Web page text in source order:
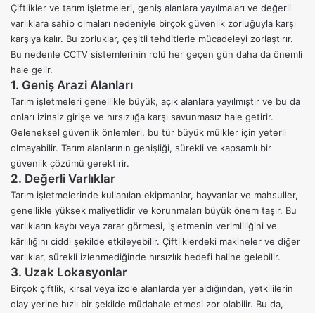
Çiftlikler ve tarım işletmeleri, geniş alanlara yayılmaları ve değerli
varlıklara sahip olmaları nedeniyle birçok güvenlik zorluğuyla karşı
karşıya kalır. Bu zorluklar, çeşitli tehditlerle mücadeleyi zorlaştırır.
Bu nedenle CCTV sistemlerinin rolü her geçen gün daha da önemli
hale gelir.
1. Geniş Arazi Alanları
Tarım işletmeleri genellikle büyük, açık alanlara yayılmıştır ve bu da
onları izinsiz girişe ve hırsızlığa karşı savunmasız hale getirir.
Geleneksel güvenlik önlemleri, bu tür büyük mülkler için yeterli
olmayabilir. Tarım alanlarının genişliği, sürekli ve kapsamlı bir
güvenlik çözümü gerektirir.
2. Değerli Varlıklar
Tarım işletmelerinde kullanılan ekipmanlar, hayvanlar ve mahsuller,
genellikle yüksek maliyetlidir ve korunmaları büyük önem taşır. Bu
varlıkların kaybı veya zarar görmesi, işletmenin verimliliğini ve
kârlılığını ciddi şekilde etkileyebilir. Çiftliklerdeki makineler ve diğer
varlıklar, sürekli izlenmediğinde hırsızlık hedefi haline gelebilir.
3. Uzak Lokasyonlar
Birçok çiftlik, kırsal veya izole alanlarda yer aldığından, yetkililerin
olay yerine hızlı bir şekilde müdahale etmesi zor olabilir. Bu da,